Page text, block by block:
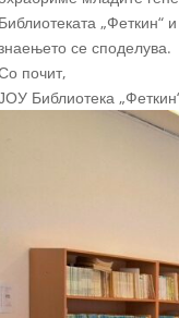
Библиотеката „Феткин“
се споделува.
почит,
Библиотека